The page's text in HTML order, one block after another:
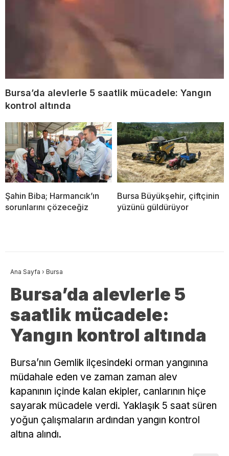
Bursa’da alevlerle 5 saatlik mücadele: Yangın
kontrol altında
Şahin Biba; Harmancık’ın
sorunlarını çözeceğiz
Bursa Büyükşehir, çiftçinin
yüzünü güldürüyor
Ana Sayfa › Bursa
Bursa’da alevlerle 5
saatlik mücadele:
Yangın kontrol altında
Bursa’nın Gemlik ilçesindeki orman yangınına
müdahale eden ve zaman zaman alev
kapanının içinde kalan ekipler, canlarının hiçe
sayarak mücadele verdi. Yaklaşık 5 saat süren
yoğun çalışmaların ardından yangın kontrol
altına alındı.